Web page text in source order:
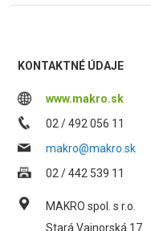
KONTAKTNÉ ÚDAJE
www.makro.sk
02 / 492 056 11
makro@makro.sk
02 / 442 539 11
MAKRO spol. s r.o.
Stará Vajnorská 17